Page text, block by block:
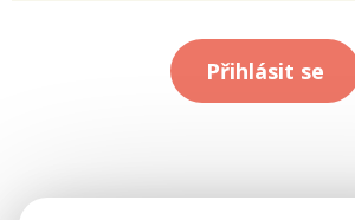
Přihlásit se